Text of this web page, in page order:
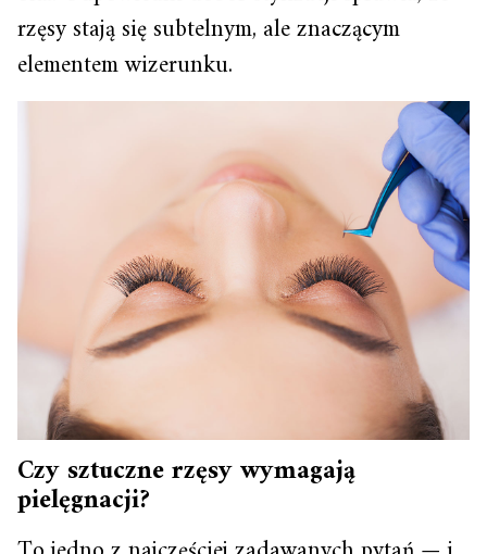
rzęsy stają się subtelnym, ale znaczącym
elementem wizerunku.
Czysztuczne rzęsywymagają
pielęgnacji?